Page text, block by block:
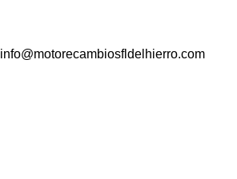
info@motorecambiosfldelhierro.com